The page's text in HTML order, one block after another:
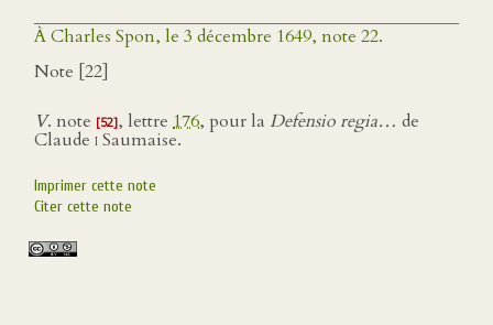
À Charles Spon, le 3 décembre 1649, note 22.
Note [22]
V. note [52], lettre 176, pour la Defensio regia… de
Claude iSaumaise.
Imprimer cette note
Citer cette note